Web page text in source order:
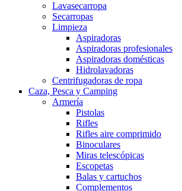
Lavasecarropa
Secarropas
Limpieza
Aspiradoras
Aspiradoras profesionales
Aspiradoras domésticas
Hidrolavadoras
Centrifugadoras de ropa
Caza, Pesca y Camping
Armería
Pistolas
Rifles
Rifles aire comprimido
Binoculares
Miras telescópicas
Escopetas
Balas y cartuchos
Complementos